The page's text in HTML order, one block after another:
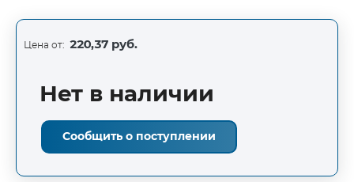
Цена от: 220,37 руб.
Нет в наличии
Сообщить о поступлении